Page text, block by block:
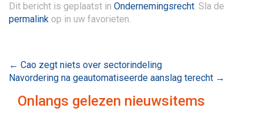
Dit bericht is geplaatst in Ondernemingsrecht. Sla de
permalink op in uw favorieten.
Bericht
navigatie
← Cao zegt niets over sectorindeling
Navordering na geautomatiseerde aanslag terecht →
Onlangs gelezen nieuwsitems